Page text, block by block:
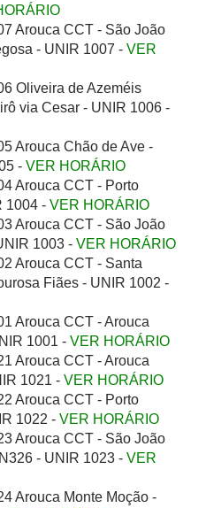
Arouca CCT - São João
- UNIR 1007 - VER
Oliveira de Azeméis
via Cesar - UNIR 1006 -
Arouca Chão de Ave -
- VER HORÁRIO
Arouca CCT - Porto
1004 - VER HORÁRIO
Arouca CCT - São João
1003 - VER HORÁRIO
Arouca CCT - Santa
Fiães - UNIR 1002 -
Arouca CCT - Arouca
1001 - VER HORÁRIO
Arouca CCT - Arouca
1021 - VER HORÁRIO
Arouca CCT - Porto
1022 - VER HORÁRIO
Arouca CCT - São João
- UNIR 1023 - VER
Arouca Monte Moção -